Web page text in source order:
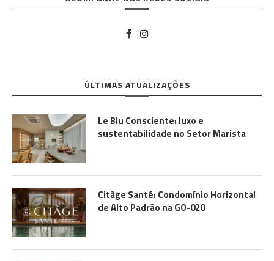
ÚLTIMAS ATUALIZAÇÕES
Le Blu Consciente: luxo e
sustentabilidade no Setor Marista
Citàge Santé: Condomínio Horizontal
de Alto Padrão na GO-020